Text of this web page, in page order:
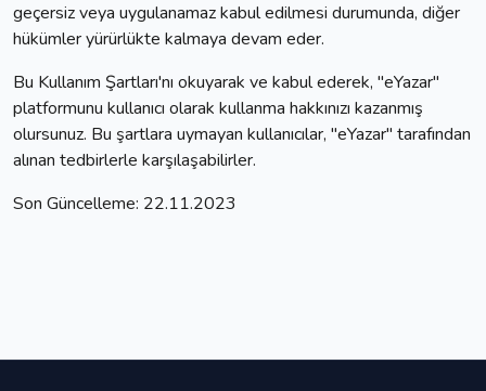
geçersiz veya uygulanamaz kabul edilmesi durumunda, diğer
hükümler yürürlükte kalmaya devam eder.
Bu Kullanım Şartları'nı okuyarak ve kabul ederek, "eYazar"
platformunu kullanıcı olarak kullanma hakkınızı kazanmış
olursunuz. Bu şartlara uymayan kullanıcılar, "eYazar" tarafından
alınan tedbirlerle karşılaşabilirler.
Son Güncelleme: 22.11.2023